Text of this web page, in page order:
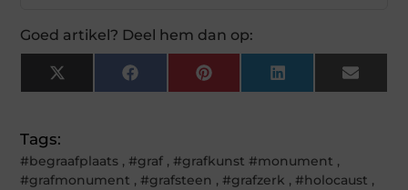
Goed artikel? Deel hem dan op:
X
(Twitter)
FacebookPinterestLinkedInEmail
Tags:
#begraafplaats , #graf , #grafkunst #monument ,
#grafmonument , #grafsteen , #grafzerk , #holocaust ,